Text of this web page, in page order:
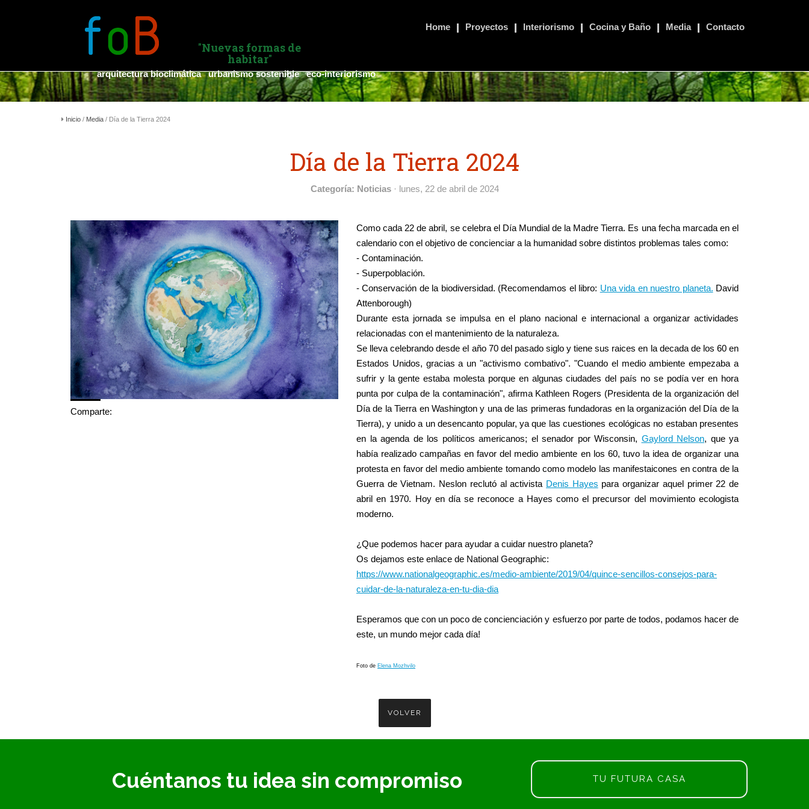
"Nuevas formas de
habitar"
Home Proyectos Interiorismo Cocina y Baño Media Contacto
arquitectura bioclimática urbanismo sostenible eco-interiorismo
Inicio / Media / Día de la Tierra 2024
Día de la Tierra 2024
Categoría: Noticias· lunes, 22 de abril de 2024
Comparte:
Como cada 22 de abril, se celebra el Día Mundial de la Madre Tierra. Es una fecha marcada en el
calendario con el objetivo de concienciar a la humanidad sobre distintos problemas tales como:
- Contaminación.
- Superpoblación.
- Conservación de la biodiversidad. (Recomendamos el libro: Una vida en nuestro planeta. David
Attenborough)
Durante esta jornada se impulsa en el plano nacional e internacional a organizar actividades
relacionadas con el mantenimiento de la naturaleza.
Se lleva celebrando desde el año 70 del pasado siglo y tiene sus raices en la decada de los 60 en
Estados Unidos, gracias a un "activismo combativo". "Cuando el medio ambiente empezaba a
sufrir y la gente estaba molesta porque en algunas ciudades del país no se podía ver en hora
punta por culpa de la contaminación", afirma Kathleen Rogers (Presidenta de la organización del
Día de la Tierra en Washington y una de las primeras fundadoras en la organización del Día de la
Tierra), y unido a un desencanto popular, ya que las cuestiones ecológicas no estaban presentes
en la agenda de los políticos americanos; el senador por Wisconsin, Gaylord Nelson, que ya
había realizado campañas en favor del medio ambiente en los 60, tuvo la idea de organizar una
protesta en favor del medio ambiente tomando como modelo las manifestaicones en contra de la
Guerra de Vietnam. Neslon reclutó al activista Denis Hayes para organizar aquel primer 22 de
abril en 1970. Hoy en día se reconoce a Hayes como el precursor del movimiento ecologista
moderno.
¿Que podemos hacer para ayudar a cuidar nuestro planeta?
Os dejamos este enlace de National Geographic:
https://www.nationalgeographic.es/medio-ambiente/2019/04/quince-sencillos-consejos-para-
cuidar-de-la-naturaleza-en-tu-dia-dia
Esperamos que con un poco de concienciación y esfuerzo por parte de todos, podamos hacer de
este, un mundo mejor cada día!
Foto de Elena Mozhvilo
VOLVER
Cuéntanos tu idea sin compromiso TU FUTURA CASA